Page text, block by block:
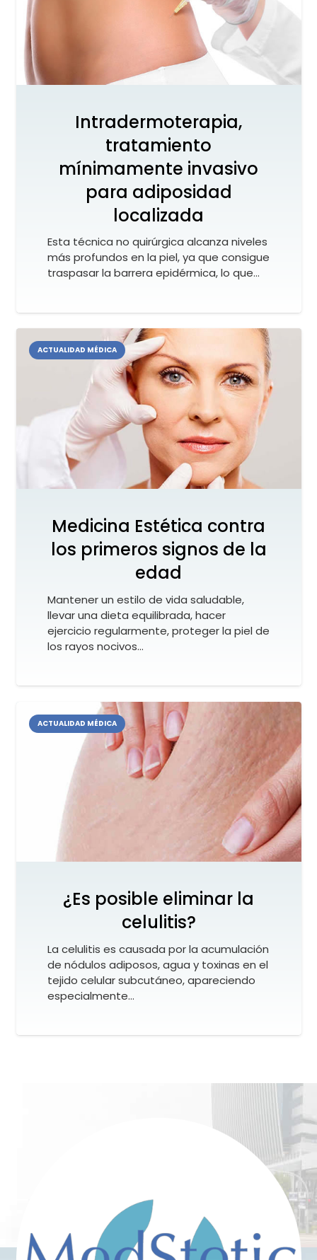
Intradermoterapia,
tratamiento
mínimamente invasivo
para adiposidad
localizada
Esta técnica no quirúrgica alcanza niveles
más profundos en la piel, ya que consigue
traspasar la barrera epidérmica, lo que…
ACTUALIDAD MÉDICA
Medicina Estética contra
los primeros signos de la
edad
Mantener un estilo de vida saludable,
llevar una dieta equilibrada, hacer
ejercicio regularmente, proteger la piel de
los rayos nocivos…
ACTUALIDAD MÉDICA
¿Es posible eliminar la
celulitis?
La celulitis es causada por la acumulación
de nódulos adiposos, agua y toxinas en el
tejido celular subcutáneo, apareciendo
especialmente…